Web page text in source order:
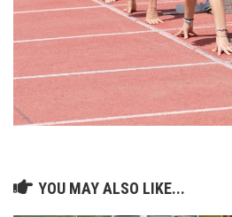
YOU MAY ALSO LIKE...